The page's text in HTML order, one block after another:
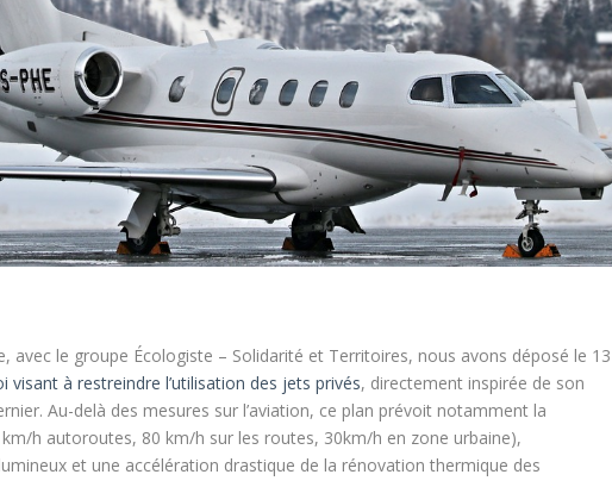
avec le groupe Écologiste – Solidarité et Territoires, nous avons déposé le 13
visant à restreindre l’utilisation des jets privés, directement inspirée de son
Au-delà des mesures sur l’aviation, ce plan prévoit notamment la
h autoroutes, 80 km/h sur les routes, 30km/h en zone urbaine),
et une accélération drastique de la rénovation thermique des